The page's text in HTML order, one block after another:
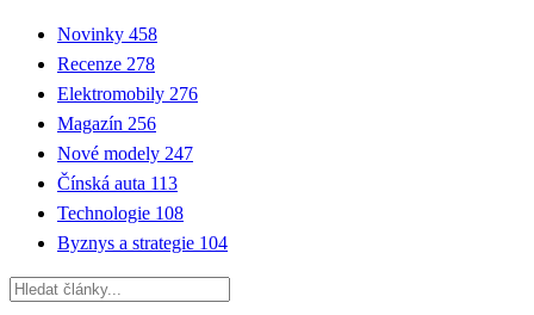
Novinky 458
Recenze 278
Elektromobily 276
Magazín 256
Nové modely 247
Čínská auta 113
Technologie 108
Byznys a strategie 104
Hledat: